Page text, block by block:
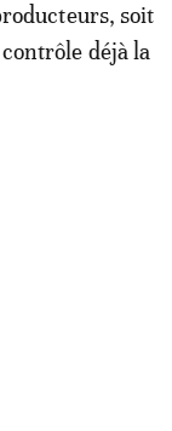
soit
déjà la